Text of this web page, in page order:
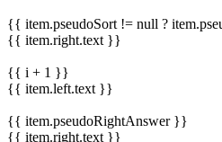
{{ item.pseudoSort != null ?
{{ item.right.text }}
{{ i + 1 }}
{{ item.left.text }}
{{ item.pseudoRightAnswer }}
{{ item.right.text }}